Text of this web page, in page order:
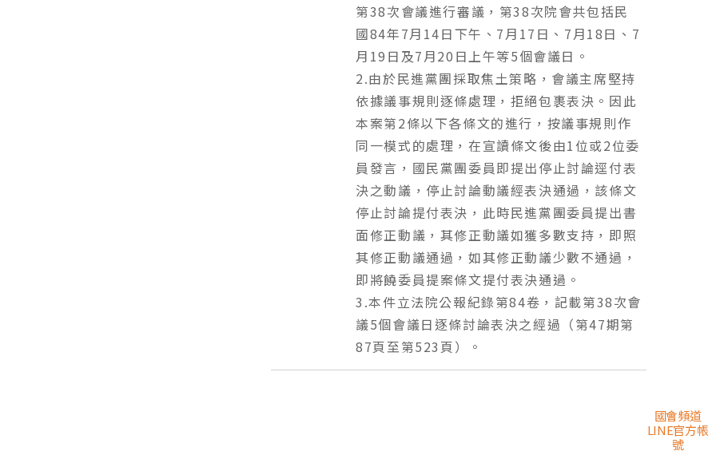
第38次會議進行審議，第38次院會共包括民
國84年7月14日下午、7月17日、7月18日、7
月19日及7月20日上午等5個會議日。
2.由於民進黨團採取焦土策略，會議主席堅持
依據議事規則逐條處理，拒絕包裹表決。因此
本案第2條以下各條文的進行，按議事規則作
同一模式的處理，在宣讀條文後由1位或2位委
員發言，國民黨團委員即提出停止討論逕付表
決之動議，停止討論動議經表決通過，該條文
停止討論提付表決，此時民進黨團委員提出書
面修正動議，其修正動議如獲多數支持，即照
其修正動議通過，如其修正動議少數不通過，
即將饒委員提案條文提付表決通過。
3.本件立法院公報紀錄第84卷，記載第38次會
議5個會議日逐條討論表決之經過（第47期第
87頁至第523頁）。
國會頻道
LINE官方帳
號